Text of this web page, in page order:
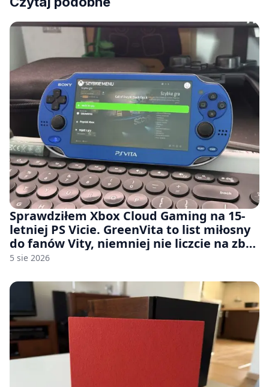
Sprawdziłem Xbox Cloud Gaming na 15-
letniej PS Vicie. GreenVita to list miłosny
do fanów Vity, niemniej nie liczcie na zbyt
wiele [FELIETON]
5 sie 2026